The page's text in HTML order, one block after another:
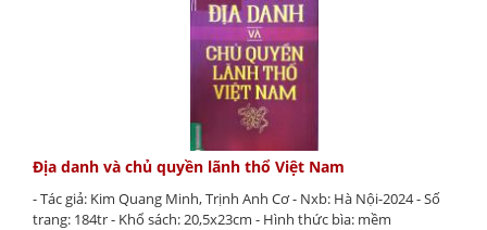
Địa danh và chủ quyền lãnh thổ Việt Nam
- Tác giả: Kim Quang Minh, Trịnh Anh Cơ - Nxb: Hà Nội-2024 - Số
trang: 184tr - Khổ sách: 20,5x23cm - Hình thức bìa: mềm